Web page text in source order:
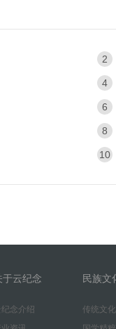
2
4
6
8
10
于云纪念
纪念介绍
民族文
传统文化